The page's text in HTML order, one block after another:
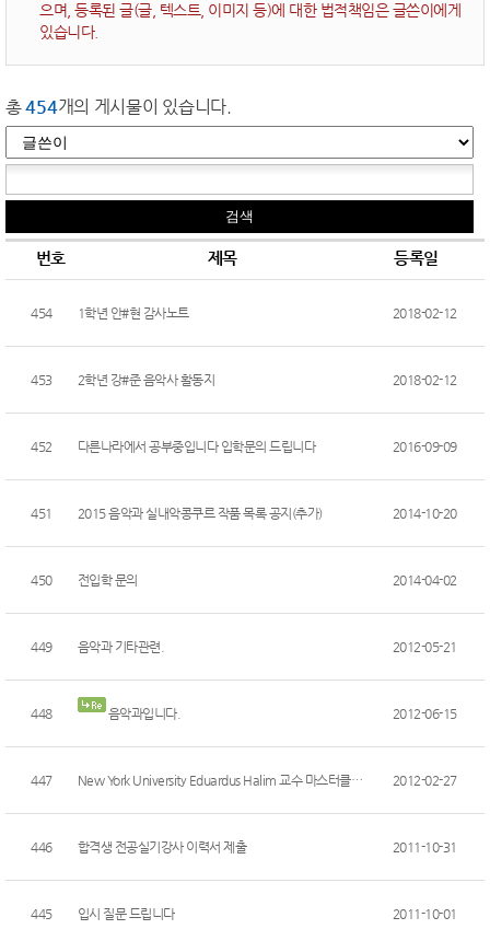
으며, 등록된 글(글, 텍스트, 이미지 등)에 대한 법적책임은 글쓴이에게
있습니다.
총454개의 게시물이 있습니다.
번호 제목 등록일
454 1학년 안#현 감사노트 2018-02-12
453 2학년 강#준 음악사 활동지 2018-02-12
452 다른나라에서 공부중입니다 입학문의 드립니다 2016-09-09
451 2015 음악과 실내악콩쿠르 작품 목록 공지(추가) 2014-10-20
450 전입학 문의 2014-04-02
449 음악과 기타관련. 2012-05-21
448 음악과입니다. 2012-06-15
447 New York University Eduardus Halim 교수 마스터클래... 2012-02-27
446 합격생 전공실기강사 이력서 제출 2011-10-31
445 입시 질문 드립니다 2011-10-01